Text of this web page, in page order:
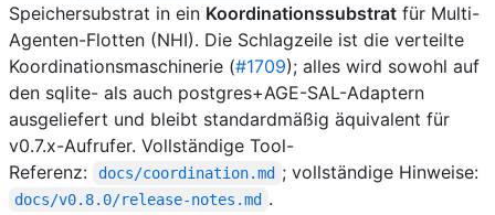
Speichersubstrat in ein Koordinationssubstrat für Multi-
Agenten-Flotten (NHI). Die Schlagzeile ist die verteilte
Koordinationsmaschinerie (#1709); alles wird sowohl auf
den sqlite- als auch postgres+AGE-SAL-Adaptern
ausgeliefert und bleibt standardmäßig äquivalent für
v0.7.x-Aufrufer. Vollständige Tool-
Referenz:
docs/coordination.md ; vollständige Hinweise:
docs/v0.8.0/release-notes.md .